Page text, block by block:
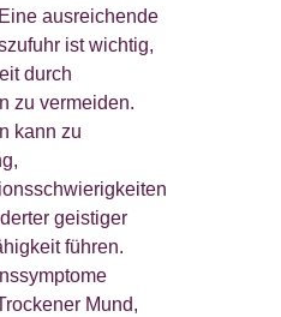
ausreichende
ist wichtig,
durch
zu vermeiden.
kann zu
geistiger
führen.
Mund,